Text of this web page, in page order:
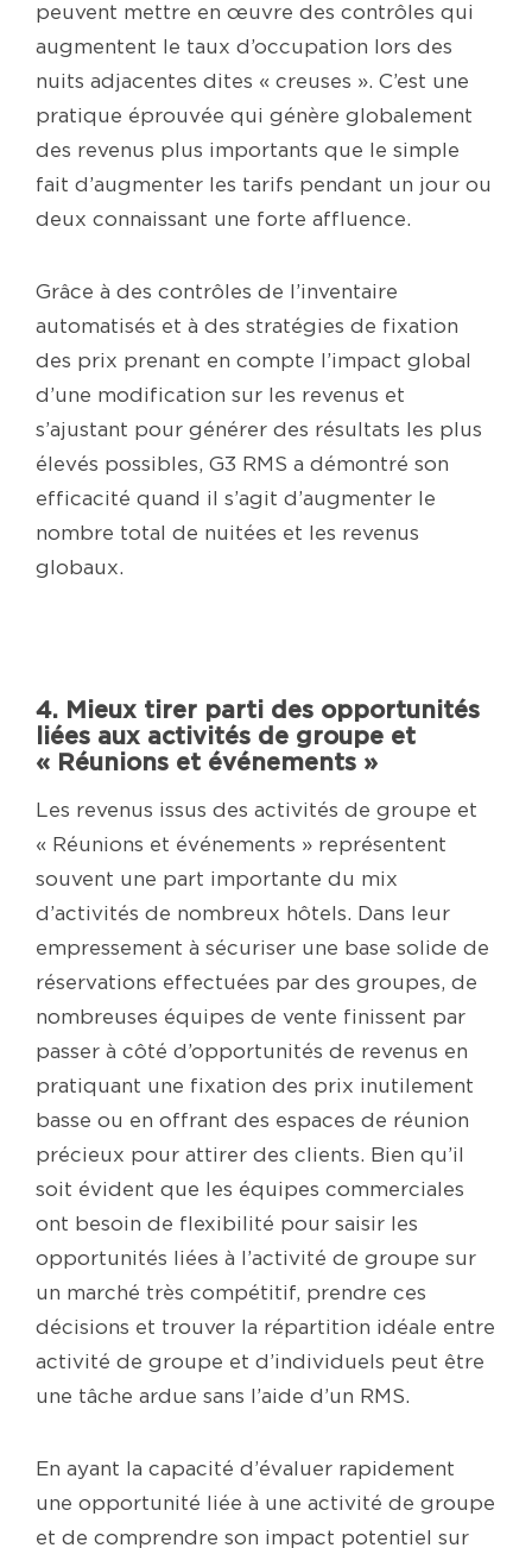
peuvent mettre en œuvre des contrôles qui
augmentent le taux d’occupation lors des
nuits adjacentes dites « creuses ». C’est une
pratique éprouvée qui génère globalement
des revenus plus importants que le simple
fait d’augmenter les tarifs pendant un jour ou
deux connaissant une forte affluence.
Grâce à des contrôles de l’inventaire
automatisés et à des stratégies de fixation
des prix prenant en compte l’impact global
d’une modification sur les revenus et
s’ajustant pour générer des résultats les plus
élevés possibles, G3 RMS a démontré son
efficacité quand il s’agit d’augmenter le
nombre total de nuitées et les revenus
globaux.
4. Mieux tirer parti des opportunités
liées aux activités de groupe et
« Réunions et événements »
Les revenus issus des activités de groupe et
« Réunions et événements » représentent
souvent une part importante du mix
d’activités de nombreux hôtels. Dans leur
empressement à sécuriser une base solide de
réservations effectuées par des groupes, de
nombreuses équipes de vente finissent par
passer à côté d’opportunités de revenus en
pratiquant une fixation des prix inutilement
basse ou en offrant des espaces de réunion
précieux pour attirer des clients. Bien qu’il
soit évident que les équipes commerciales
ont besoin de flexibilité pour saisir les
opportunités liées à l’activité de groupe sur
un marché très compétitif, prendre ces
décisions et trouver la répartition idéale entre
activité de groupe et d’individuels peut être
une tâche ardue sans l’aide d’un RMS.
En ayant la capacité d’évaluer rapidement
une opportunité liée à une activité de groupe
et de comprendre son impact potentiel sur